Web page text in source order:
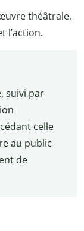
théâtrale,
l’action.
, suivi par
celle
au public
de